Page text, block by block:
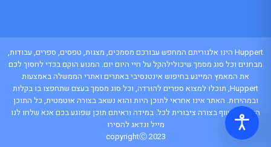
Huppert הינו אלגוריתם המחפש עבורכם מסמכים, מצגות, טפסים, ספרים, עבודות,
מבחנים וכל סוג מסמך שיכולילהקל על חיי היום יום. המנוע הוקם בכדי לחסוך לכם
את המאמץ המייגע בחיפוש אינטנסיבי באתרים ואתרי הממשלה באמצעות
Huppert, תוכלו למצוא ספרים להורדה, וכל סוג מסמך בעצם שתחפצו בו בקלות
ובמהירות. האתר אינו אחראי לתוכן היות והוא נשאב בצורה אוטמטית, כל התוכן
הנשאב חשוף בצורה ציבורית לכל. במידה וראיתם תוכן שפוגע בכם אנא שלחו לנו
מייל ונדאג להסירו
copyrightⒸ 2023